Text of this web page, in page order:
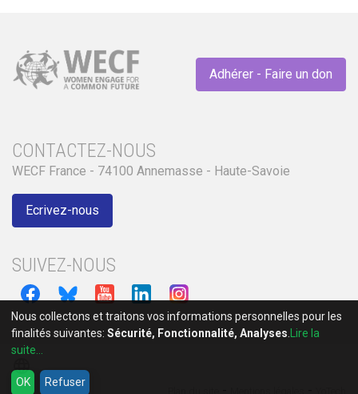
Adhérer - Faire un don
CONTACTEZ-NOUS
WECF France - 74100 Annemasse - Haute-Savoie
Ecrivez-nous
SUIVEZ-NOUS
language
Nous collectons et traitons vos informations personnelles pour les
finalités suivantes: Sécurité, Fonctionnalité, Analyses
Lire la
suite...
OK Refuser